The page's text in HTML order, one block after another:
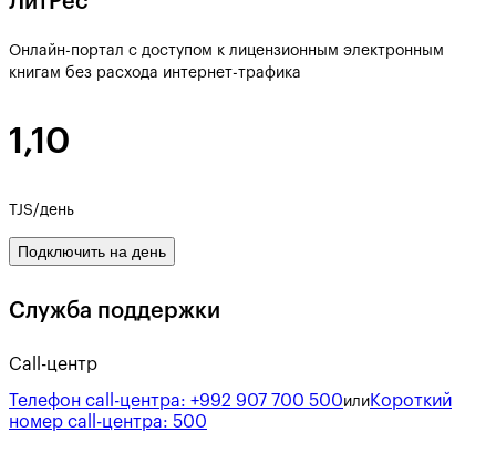
Онлайн-портал с доступом к лицензионным электронным
книгам без расхода интернет-трафика
1,10
TJS/день
Подключить на день
Служба поддержки
Call-центр
Телефон call-центра: +992 907 700 500или Короткий
номер call-центра: 500